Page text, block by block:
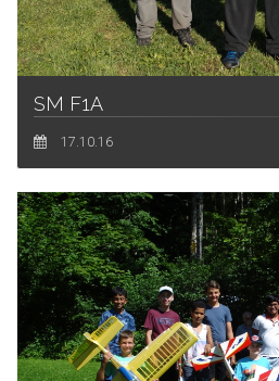
SM F1A
17.10.16